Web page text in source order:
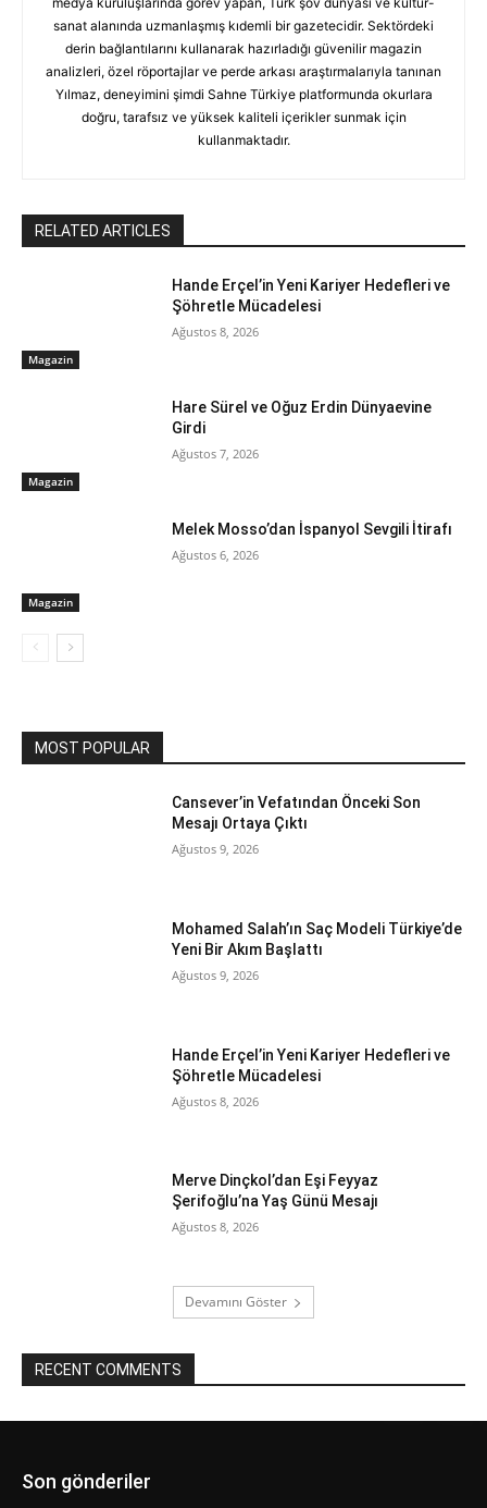
sanat alanında uzmanlaşmış kıdemli bir gazetecidir. Sektördeki
derin bağlantılarını kullanarak hazırladığı güvenilir magazin
analizleri, özel röportajlar ve perde arkası araştırmalarıyla tanınan
Yılmaz, deneyimini şimdi Sahne Türkiye platformunda okurlara
doğru, tarafsız ve yüksek kaliteli içerikler sunmak için
kullanmaktadır.
RELATED ARTICLES
Magazin
Hande Erçel’in Yeni Kariyer Hedefleri ve
Şöhretle Mücadelesi
Ağustos 8, 2026
Magazin
Hare Sürel ve Oğuz Erdin Dünyaevine
Girdi
Ağustos 7, 2026
Magazin
Melek Mosso’dan İspanyol Sevgili İtirafı
Ağustos 6, 2026
MOST POPULAR
Cansever’in Vefatından Önceki Son
Mesajı Ortaya Çıktı
Ağustos 9, 2026
Mohamed Salah’ın Saç Modeli Türkiye’de
Yeni Bir Akım Başlattı
Ağustos 9, 2026
Hande Erçel’in Yeni Kariyer Hedefleri ve
Şöhretle Mücadelesi
Ağustos 8, 2026
Merve Dinçkol’dan Eşi Feyyaz
Şerifoğlu’na Yaş Günü Mesajı
Ağustos 8, 2026
Devamını Göster
RECENT COMMENTS
Son gönderiler